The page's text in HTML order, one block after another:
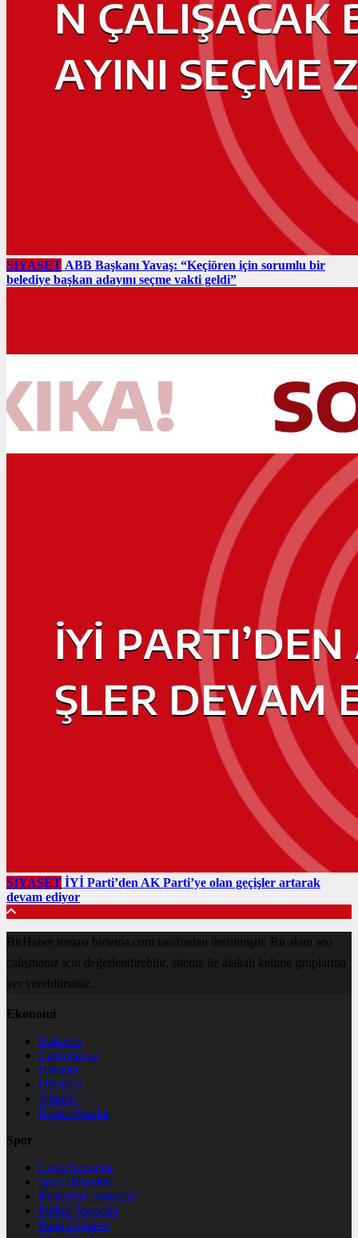
SIYASET ABB Başkanı Yavaş: “Keçiören için sorumlu bir
belediye başkan adayını seçme vakti geldi”
SIYASET İYİ Parti’den AK Parti’ye olan geçişler artarak
devam ediyor
BirHaber teması birtema.com tarafından üretilmiştir. Bu alanı seo
çalışmanız için değerlendirebilir, siteniz ile alakalı kelime gruplarına
yer verebilirsiniz.
Ekonomi
Haberler
Canlı Borsa
Hisseler
Dövizler
Altınlar
Kripto Paralar
Spor
Canlı Sonuçlar
Spor Haberleri
Basketbol Sonuçlar
Futbol Sonuçlar
Puan Durumu